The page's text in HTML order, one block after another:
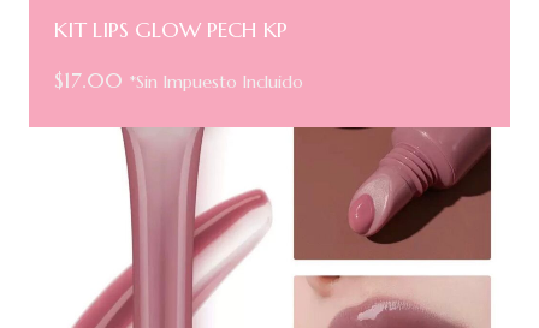
KIT LIPS GLOW PECH KP
$17.00 *Sin Impuesto Incluido